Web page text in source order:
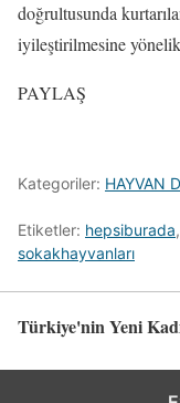
doğrultusunda
iyileştirilmesine yönelik
PAYLAŞ
Kategoriler: HAYVAN
Etiketler: hepsiburada,
sokakhayvanları
Türkiye'nin Yeni